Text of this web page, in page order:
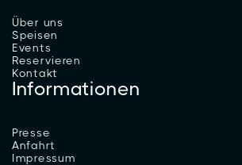
Über uns
Speisen
Events
Reservieren
Kontakt
Informationen
Presse
Anfahrt
Impressum